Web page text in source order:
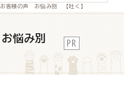
お客様の声 お悩み別 【吐く】
悩み別
PR